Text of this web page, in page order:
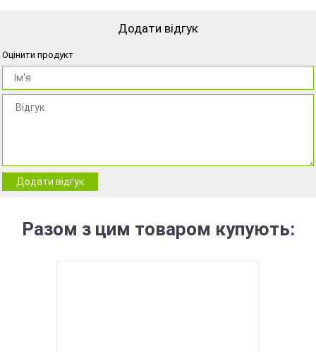
Додати відгук
Оцінити продукт
Додати відгук
Разом з цим товаром купують: